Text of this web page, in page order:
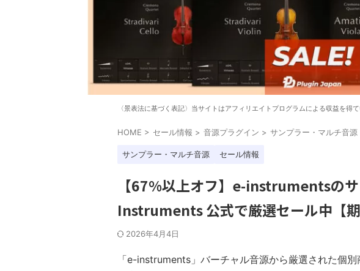
〈景表法に基づく表記〉当サイトはアフィリエイトプログラムによる収益を得て
HOME > セール情報 > 音源プラグイン > サンプラー・マルチ音源
サンプラー・マルチ音源 セール情報
【67%以上オフ】e-instrumentsの
Instruments 公式で厳選セール中【期
2026年4月4日
「e-instruments」バーチャル音源から厳選された個